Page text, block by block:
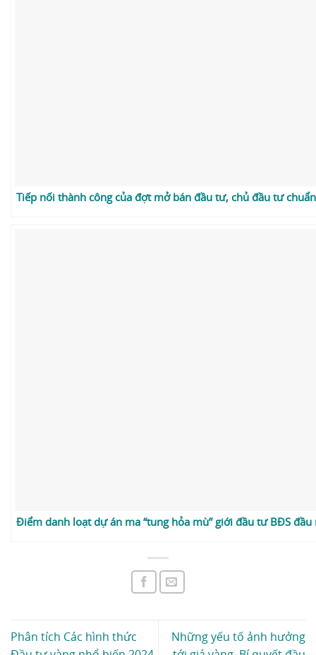
Tiếp nối thành công của đợt mở bán đầu tư, chủ đầu tư
Điểm danh loạt dự án ma “tung hỏa mù” giới đầu tư BĐS
Phân tích Các hình thức
Những yếu tố ảnh hưởng